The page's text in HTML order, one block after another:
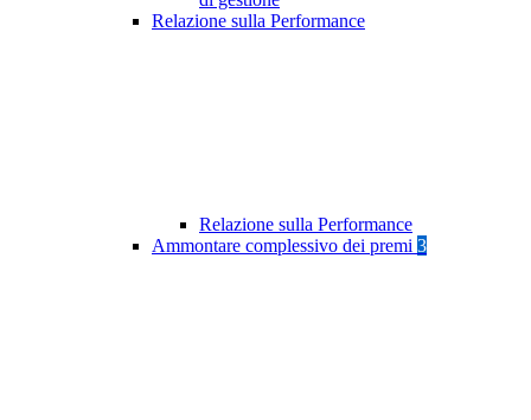
Relazione sulla Performance
Relazione sulla Performance
Ammontare complessivo dei premi 3